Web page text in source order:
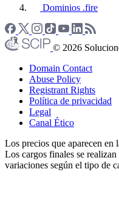
Dominios .fire
© 2026
Domain Contact
Abuse Policy
Registrant Rights
Política de privacidad
Legal
Canal Ético
Los precios que aparecen
Los cargos finales se
variaciones según el tipo de